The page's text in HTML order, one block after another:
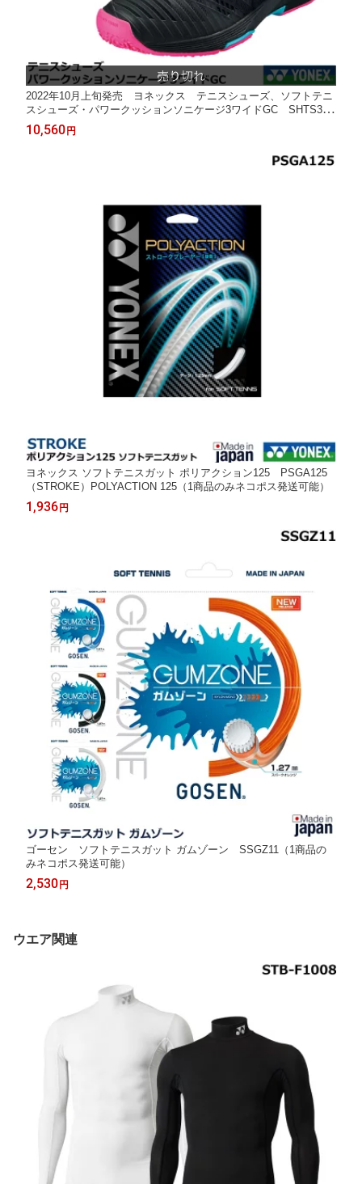
2022年10月上旬発売 ヨネックス テニスシューズ、ソフトテニ
スシューズ・パワークッションソニケージ3ワイドGC SHTS3W
GC【POWER CUSHION SONICAGE 3 WIDE GC】
10,560円
ヨネックス ソフトテニスガット ポリアクション125 PSGA125
（STROKE）POLYACTION 125（1商品のみネコポス発送可能）
1,936円
ゴーセン ソフトテニスガット ガムゾーン SSGZ11（1商品の
みネコポス発送可能）
2,530円
ウエア関連